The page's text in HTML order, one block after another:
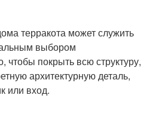
терракота может служить
выбором
чтобы покрыть всю структуру,
архитектурную деталь,
или вход.